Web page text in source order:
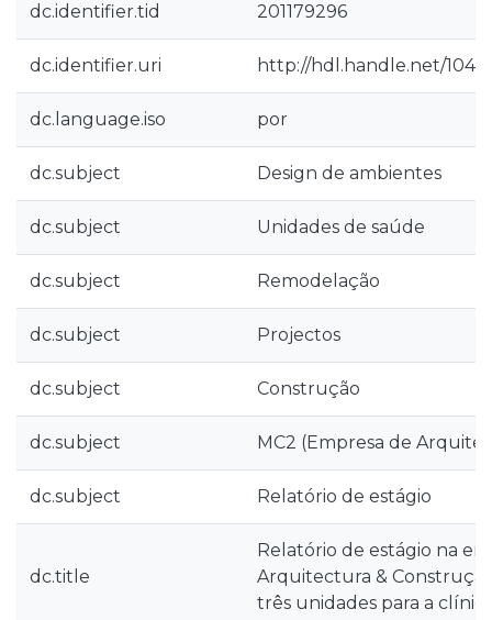
dc.identifier.tid 201179296
dc.identifier.uri http://hdl.handle.net/
dc.language.iso por
dc.subject Design de ambientes
dc.subject Unidades de saúde
dc.subject Remodelação
dc.subject Projectos
dc.subject Construção
dc.subject MC2 (Empresa de
dc.subject Relatório de estágio
dc.title
Relatório de estágio na
Arquitectura &
três unidades para a